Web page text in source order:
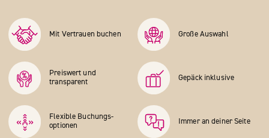
Mit Vertrauen buchen Große Auswahl
Preiswert und
transparent
Gepäck inklusive
Flexible Buchungs­
optionen
Immer an deiner Seite